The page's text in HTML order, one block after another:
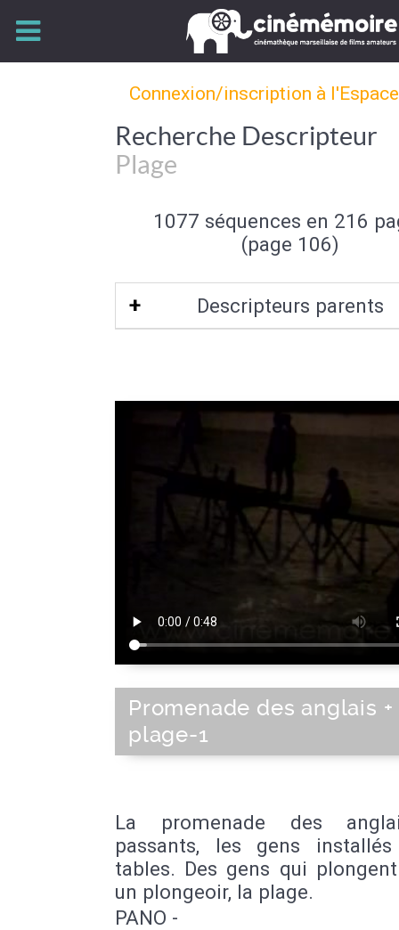
Connexion/inscription à
Recherche Descripteur
Plage
1077 séquences en 216
(page 106)
Descripteurs parents
Promenade des anglais +
plage-1
La promenade des
passants, les gens
tables. Des gens qui
un plongeoir, la plage.
PANO -